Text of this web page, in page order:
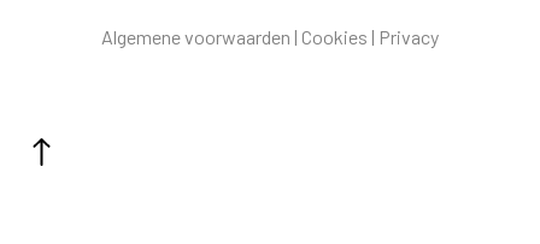
Algemene voorwaarden | Cookies | Privacy